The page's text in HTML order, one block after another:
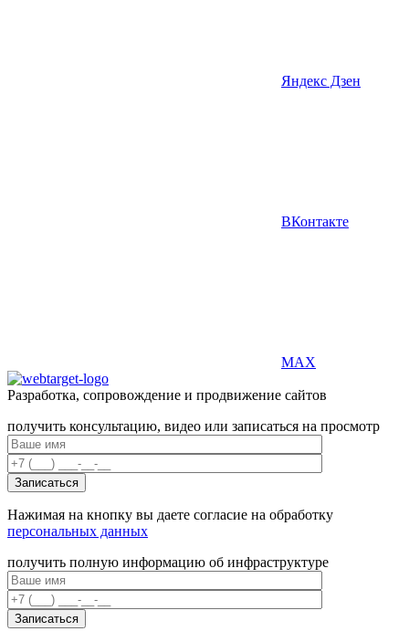
Яндекс Дзен
ВКонтакте
MAX
Разработка, сопровождение и продвижение сайтов
получить консультацию, видео или записаться на просмотр
Нажимая на кнопку вы даете согласие на обработку
персональных данных
получить полную информацию об инфраструктуре